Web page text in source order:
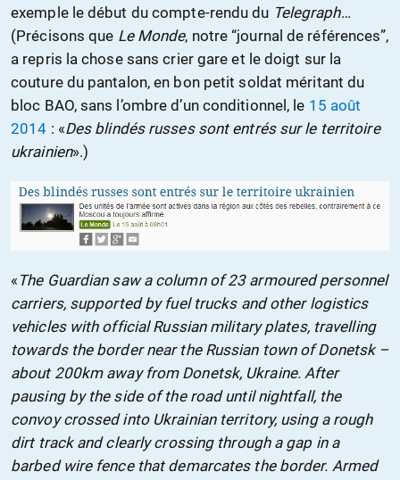
exemple le début du compte-rendu du Telegraph…
(Précisons que Le Monde, notre “journal de références”,
a repris la chose sans crier gare et le doigt sur la
couture du pantalon, en bon petit soldat méritant du
bloc BAO, sans l’ombre d’un conditionnel, le 15 août
2014 : «Des blindés russes sont entrés sur le territoire
ukrainien».)
« The Guardian saw a column of 23 armoured personnel
carriers, supported by fuel trucks and other logistics
vehicles with official Russian military plates, travelling
towards the border near the Russian town of Donetsk –
about 200km away from Donetsk, Ukraine. After
pausing by the side of the road until nightfall, the
convoy crossed into Ukrainian territory, using a rough
dirt track and clearly crossing through a gap in a
barbed wire fence that demarcates the border. Armed